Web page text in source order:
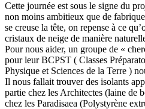
Cette journée est sous le signe du
non moins ambitieux que de
se creuse la tête, on repense à ce
cristaux de neige de manière
Pour nous aider, un groupe de «
pour leur BCPST ( Classes
Physique et Sciences de la Terre )
Il nous fallait trouver des isolants
partie chez les Architectes (laine de
chez les Paradisaea (Polystyrène